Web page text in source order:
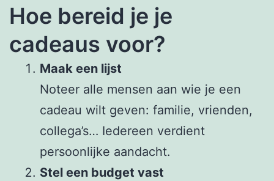
Hoe bereid je je
cadeaus voor?
Maak een lijst
Noteer alle mensen aan wie je een
cadeau wilt geven: familie, vrienden,
collega’s… Iedereen verdient
persoonlijke aandacht.
Stel een budget vast